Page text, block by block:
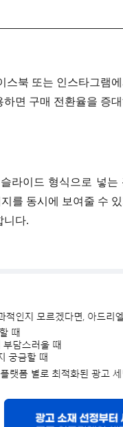
북 또는 인스타그램
면 구매 전환율을 증
라이드 형식으로 넣
를 동시에 보여줄 수
니다.